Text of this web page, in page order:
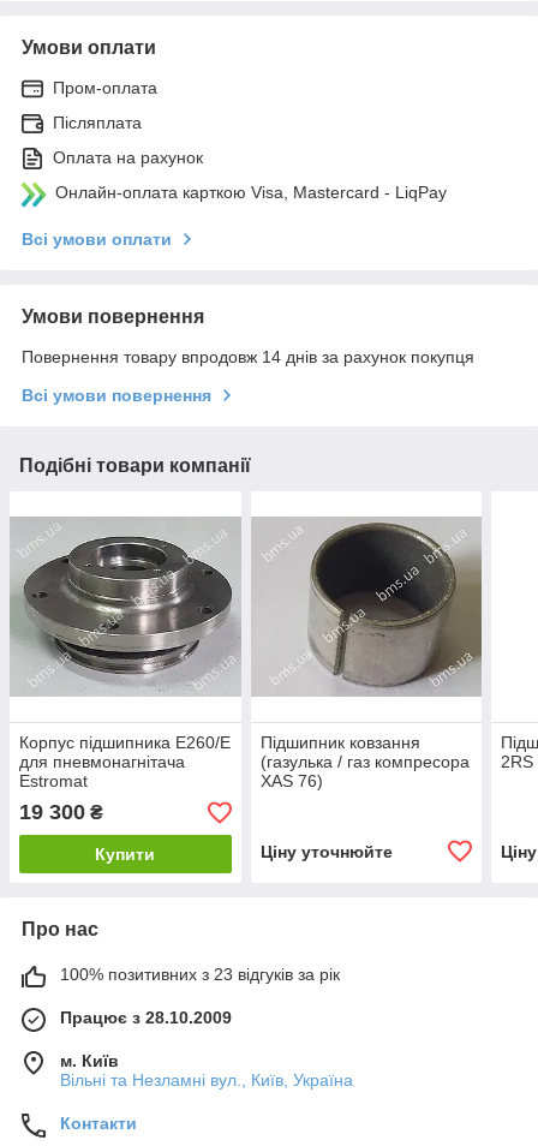
Умови оплати
Пром-оплата
Післяплата
Оплата на рахунок
Онлайн-оплата карткою Visa, Mastercard - LiqPay
Всі умови оплати
Умови повернення
Повернення товару впродовж 14 днів за рахунок покупця
Всі умови повернення
Подібні товари компанії
Корпус підшипника Е260/Е
для пневмонагнітача
Estromat
19 300 ₴
Купити
Підшипник ковзання
(газулька / газ компресора
XAS 76)
Ціну уточнюйте
2RS
Про нас
100% позитивних з 23 відгуків за рік
Працює з 28.10.2009
м. Київ
Вільні та Незламні вул., Київ, Україна
Контакти